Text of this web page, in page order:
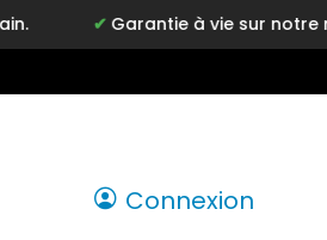
Garantie à vie sur notre marque
Connexion